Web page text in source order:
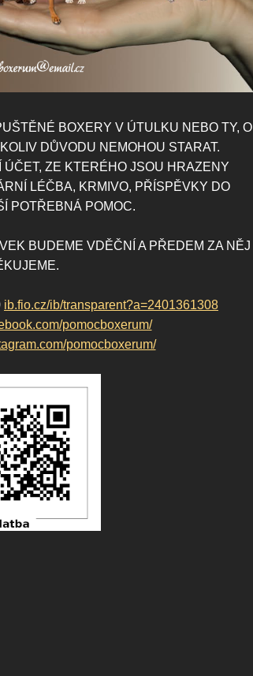
BOXERY V ÚTULKU NEBO TY, O
DŮVODU NEMOHOU STARAT.
ZE KTERÉHO JSOU HRAZENY
LÉČBA, KRMIVO, PŘÍSPĚVKY DO
POTŘEBNÁ POMOC.
BUDEME VDĚČNÍ A PŘEDEM ZA NĚJ
ib.fio.cz/ib/transparent?a=2401361308
pomocboxerum/
pomocboxerum/